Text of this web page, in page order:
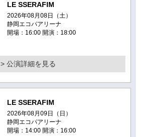
LE SSERAFIM
2026年08月08日（土）
静岡エコパアリーナ
開場：16:00 開演：18:00
> 公演詳細を見る
LE SSERAFIM
2026年08月09日（日）
静岡エコパアリーナ
開場：14:00 開演：16:00